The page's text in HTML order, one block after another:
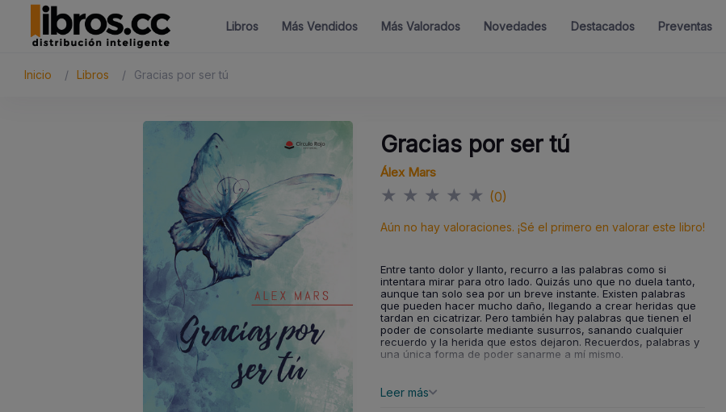
Libros Más Vendidos Más Valorados Novedades Destacados Preventas
Inicio Libros Gracias por ser tú
Gracias por ser tú
Álex Mars
★ ★ ★ ★ ★ (0)
Aún no hay valoraciones. ¡Sé el primero en valorar este libro!
Entre tanto dolor y llanto, recurro a las palabras como si
intentara mirar para otro lado. Quizás uno que no duela tanto,
aunque tan solo sea por un breve instante. Existen palabras
que pueden hacer mucho daño, llegando a crear heridas que
tardan en cicatrizar. Pero también hay palabras que tienen el
poder de consolarte mediante susurros, sanando cualquier
recuerdo y la herida que estos dejaron. Recuerdos, palabras y
una única forma de poder sanarme a mí mismo.
Leer más